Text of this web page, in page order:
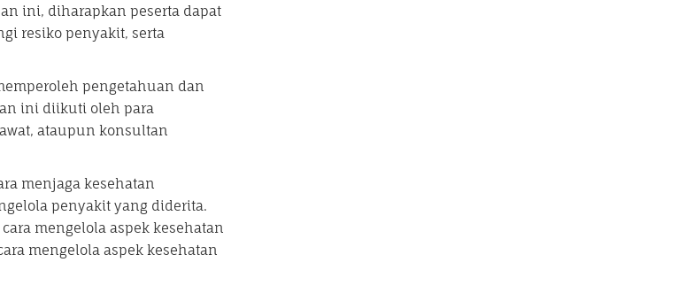
ini, diharapkan peserta dapat
resiko penyakit, serta
pengetahuan dan
ini diikuti oleh para
ataupun konsultan
menjaga kesehatan
penyakit yang diderita.
mengelola aspek kesehatan
mengelola aspek kesehatan